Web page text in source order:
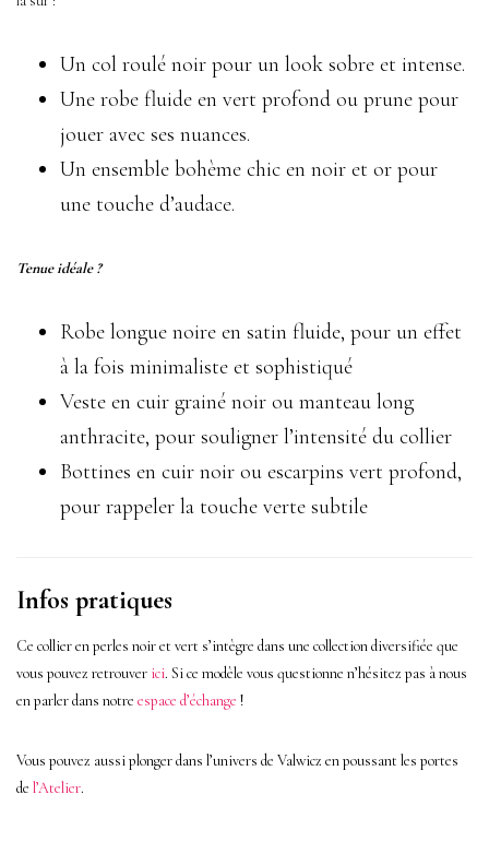
Un col roulé noir pour un look sobre et intense.
Une robe fluide en vert profond ou prune pour
jouer avec ses nuances.
Un ensemble bohème chic en noir et or pour
une touche d’audace.
Tenue idéale ?
Robe longue noire en satin fluide, pour un effet
à la fois minimaliste et sophistiqué
Veste en cuir grainé noir ou manteau long
anthracite, pour souligner l’intensité du collier
Bottines en cuir noir ou escarpins vert profond,
pour rappeler la touche verte subtile
Infos pratiques
Ce collier en perles noir et vert s’intègre dans une collection diversifiée que
vous pouvez retrouver ici. Si ce modèle vous questionne n’hésitez pas à nous
en parler dans notre espace d’échange !
Vous pouvez aussi plonger dans l’univers de Valwicz en poussant les portes
de l’Atelier.